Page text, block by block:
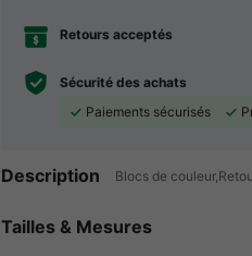
Retours acceptés
Sécurité des achats
Paiements sécurisés
Description Blocs de
Tailles & Mesures